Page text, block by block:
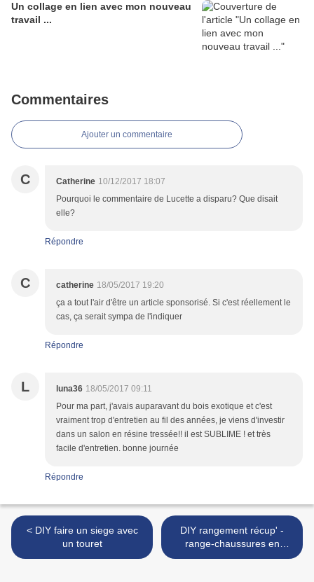
Un collage en lien avec mon nouveau
travail ...
Commentaires
Ajouter un commentaire
C Catherine 10/12/2017 18:07
Pourquoi le commentaire de Lucette a disparu? Que disait
elle?
Répondre
C catherine 18/05/2017 19:20
ça a tout l'air d'être un article sponsorisé. Si c'est réellement le
cas, ça serait sympa de l'indiquer
Répondre
L luna36 18/05/2017 09:11
Pour ma part, j'avais auparavant du bois exotique et c'est
vraiment trop d'entretien au fil des années, je viens d'investir
dans un salon en résine tressée!! il est SUBLIME ! et très
facile d'entretien. bonne journée
Répondre
< DIY faire un siege avec
un touret
DIY rangement récup' -
range-chaussures en
palettes ! >